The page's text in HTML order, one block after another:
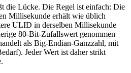
die Lücke. Die Regel ist einfach: Die
Millisekunde erhält wie üblich
ULID in derselben Millisekunde
80-Bit-Zufallswert genommen
als Big-Endian-Ganzzahl, mit
Jeder Wert ist daher strikt